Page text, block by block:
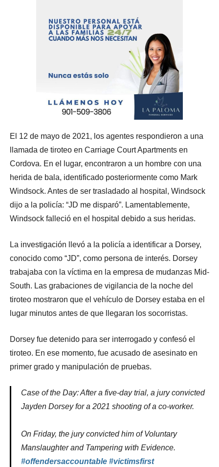
El 12 de mayo de 2021, los agentes respondieron a una
llamada de tiroteo en Carriage Court Apartments en
Cordova. En el lugar, encontraron a un hombre con una
herida de bala, identificado posteriormente como Mark
Windsock. Antes de ser trasladado al hospital, Windsock
dijo a la policía: “JD me disparó”. Lamentablemente,
Windsock falleció en el hospital debido a sus heridas.
La investigación llevó a la policía a identificar a Dorsey,
conocido como “JD”, como persona de interés. Dorsey
trabajaba con la víctima en la empresa de mudanzas Mid-
South. Las grabaciones de vigilancia de la noche del
tiroteo mostraron que el vehículo de Dorsey estaba en el
lugar minutos antes de que llegaran los socorristas.
Dorsey fue detenido para ser interrogado y confesó el
tiroteo. En ese momento, fue acusado de asesinato en
primer grado y manipulación de pruebas.
Case of the Day: After a five-day trial, a jury convicted
Jayden Dorsey for a 2021 shooting of a co-worker.
On Friday, the jury convicted him of Voluntary
Manslaughter and Tampering with Evidence.
#offendersaccountable #victimsfirst